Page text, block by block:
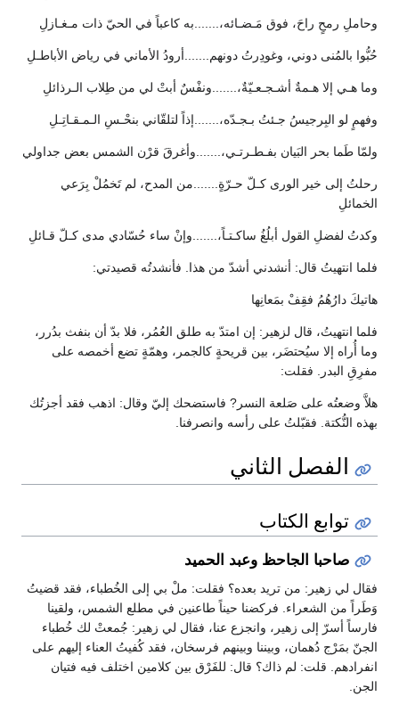
وحاملِ رمحٍ راحَ، فوق مَـضـائه،.......به كاعباً في الحيّ ذات مـغـازلِ
حُبُّوا بالمُنى دوني، وغودِرتُ دونهم.......أرودُ الأماني في رياض الأباطـلِ
وما هـي إلا هـمةٌ أشـجـعـيّةٌ،.......ونفْسٌ أبتْ لي من طِلاب الـرذائلِ
وفهمٍ لو البِرجيسُ جـئتُ بـجـدّه،.......إذاً لتلقّاني بنحْـسِ الـمـقـاتِـلِ
ولمّا طَما بحر البَيان بفـطـرتـي،.......وأغرقَ قرْن الشمس بعض جداولي
رحلتُ إلى خير الورى كـلّ حـرّةٍ.......من المدح، لم تَخمُلْ بِرَعي
الخمائلِ
وكدتُ لفضلِ القول أبلُغُ ساكـتـاً،.......وإنْ ساء حُسّادي مدى كـلّ قـائلِ
فلما انتهيتُ قال: أنشدني أشدّ من هذا. فأنشدتُه قصيدتي:
هاتيكَ دارُهُمُ فقِفْ بمَعانِها
فلما انتهيتُ، قال لزهير: إن امتدّ به طلق العُمُر، فلا بدّ أن بنفث بدُرر،
وما أُراه إلا سيُحتضَر، بين قريحةٍ كالجمر، وهمّةٍ تضع أخمصه على
مفرِقِ البدر. فقلت:
هلاَّ وضعتُه على صَلعة النسر? فاستضحك إليّ وقال: اذهب فقد أجزتُك
بهذه النُّكتة. فقبّلتُ على رأسه وانصرفنا.
الفصل الثاني
توابع الكتاب
صاحبا الجاحظ وعبد الحميد
فقال لي زهير: من تريد بعده؟ فقلت: ملْ بي إلى الخُطباء، فقد قضيتُ
وَطَراً من الشعراء. فركضنا حيناً طاعنين في مطلع الشمس، ولقينا
فارساً أسرّ إلى زهير، وانجزع عنا، فقال لي زهير: جُمعتْ لك خُطباء
الجنّ بمَرْج دُهمان، وبيننا وبينهم فرسخان، فقد كُفيتُ العناء إليهم على
انفرادهم. قلت: لم ذاك؟ قال: للفَرْق بين كلامين اختلف فيه فتيان
الجن.